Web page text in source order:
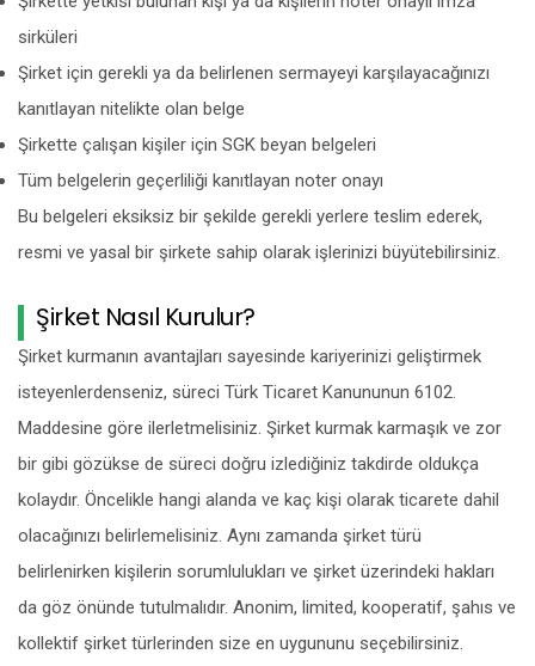
sirküleri
Şirket için gerekli ya da belirlenen sermayeyi karşılayacağınızı
kanıtlayan nitelikte olan belge
Şirkette çalışan kişiler için SGK beyan belgeleri
Tüm belgelerin geçerliliği kanıtlayan noter onayı
Bu belgeleri eksiksiz bir şekilde gerekli yerlere teslim ederek,
resmi ve yasal bir şirkete sahip olarak işlerinizi büyütebilirsiniz.
Şirket Nasıl Kurulur?
Şirket kurmanın avantajları sayesinde kariyerinizi geliştirmek
isteyenlerdenseniz, süreci Türk Ticaret Kanununun 6102.
Maddesine göre ilerletmelisiniz. Şirket kurmak karmaşık ve zor
bir gibi gözükse de süreci doğru izlediğiniz takdirde oldukça
kolaydır. Öncelikle hangi alanda ve kaç kişi olarak ticarete dahil
olacağınızı belirlemelisiniz. Aynı zamanda şirket türü
belirlenirken kişilerin sorumlulukları ve şirket üzerindeki hakları
da göz önünde tutulmalıdır. Anonim, limited, kooperatif, şahıs ve
kollektif şirket türlerinden size en uygununu seçebilirsiniz.